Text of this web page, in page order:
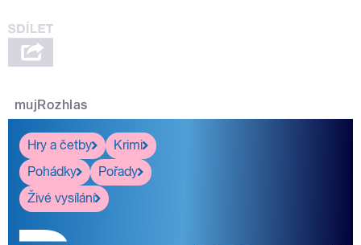
mujRozhlas
Hry a četby
Krimi
Pohádky
Pořady
Živé vysílání